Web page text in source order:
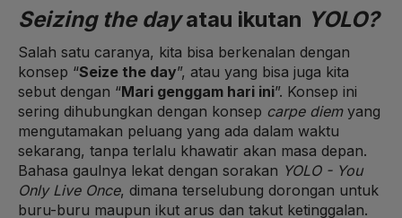
Seizing the dayatau ikutan YOLO?
Salah satu caranya, kita bisa berkenalan dengan
konsep “Seize the day”, atau yang bisa juga kita
sebut dengan “Mari genggam hari ini”. Konsep ini
sering dihubungkan dengan konsep carpe diem yang
mengutamakan peluang yang ada dalam waktu
sekarang, tanpa terlalu khawatir akan masa depan.
Bahasa gaulnya lekat dengan sorakan YOLO - You
Only Live Once, dimana terselubung dorongan untuk
buru-buru maupun ikut arus dan takut ketinggalan.